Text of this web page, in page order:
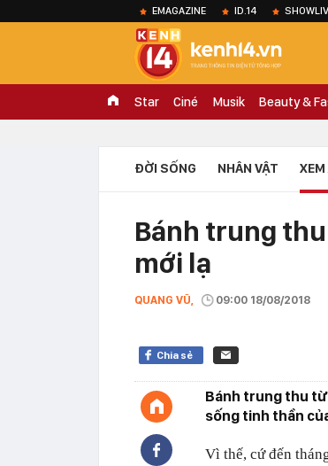
EMAGAZINE ID.14
Star Ciné Musik Beauty &
ĐỜI SỐNG NHÂN VẬT
Bánh trung
mới lạ
QUANG VŨ, 09:00 18/08/2018
Chia sẻ
Bánh trung thu
sống tinh thần
Vì thế, cứ đến